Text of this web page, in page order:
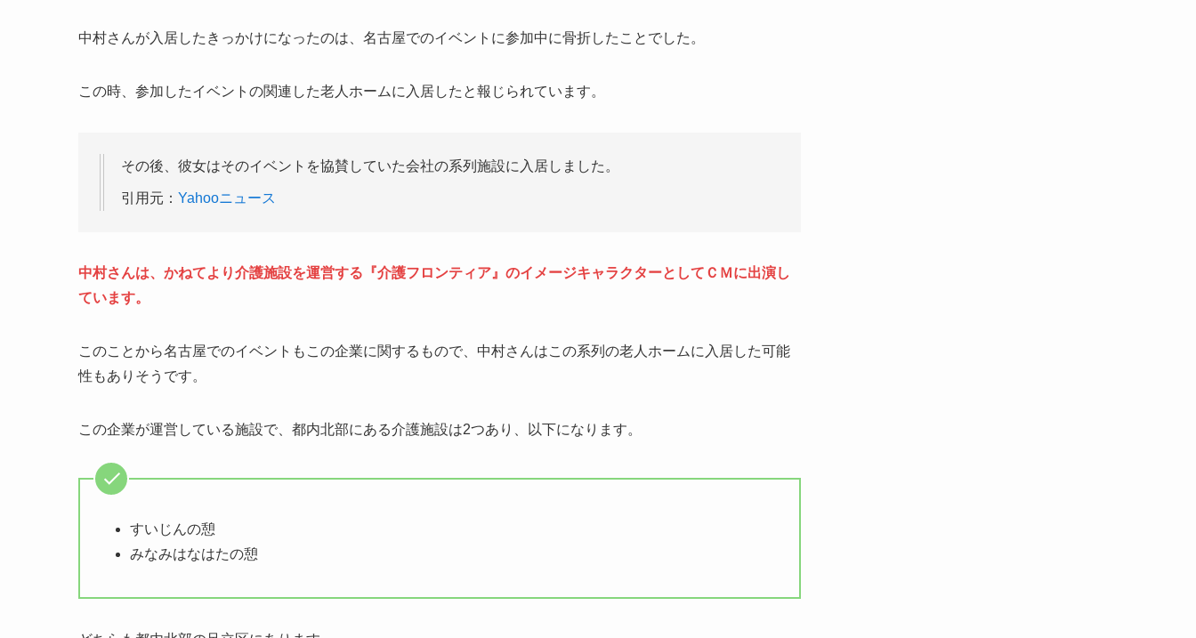
中村さんが入居したきっかけになったのは、名古屋でのイベントに参加中に骨折したことでした。
この時、参加したイベントの関連した老人ホームに入居したと報じられています。
その後、彼女はそのイベントを協賛していた会社の系列施設に入居しました。
引用元： Yahooニュース
中村さんは、かねてより介護施設を運営する『介護フロンティア』のイメージキャラクターとしてＣＭに出演し
ています。
このことから名古屋でのイベントもこの企業に関するもので、中村さんはこの系列の老人ホームに入居した可能
性もありそうです。
この企業が運営している施設で、都内北部にある介護施設は2つあり、以下になります。
すいじんの憩
みなみはなはたの憩